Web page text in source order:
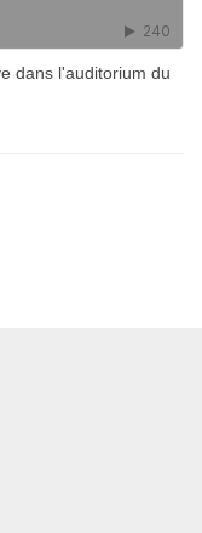
dans l'auditorium du